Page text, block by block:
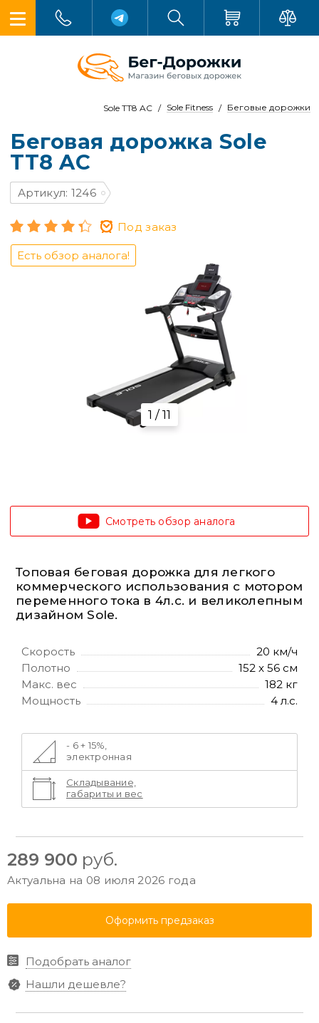
Беговые дорожки
Sole Fitness
Sole TT8 AC
Беговая дорожка Sole
TT8 AC
Артикул: 1246
Под заказ
Есть обзор аналога!
1 / 11
Смотреть обзор аналога
Топовая беговая дорожка для легкого
коммерческого использования с мотором
переменного тока в 4л.с. и великолепным
дизайном Sole.
Скорость
20 км/ч
Полотно
152 x 56 см
Макс. вес
182 кг
Мощность
4 л.с.
- 6 + 15%,
электронная
Складывание,
габариты и вес
289 900 руб.
Актуальна на 08 июля 2026 года
Оформить предзаказ
Подобрать аналог
Нашли дешевле?